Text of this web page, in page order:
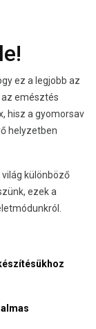
ez a legjobb az
emésztés
hisz a gyomorsav
helyzetben
különböző
ezek a